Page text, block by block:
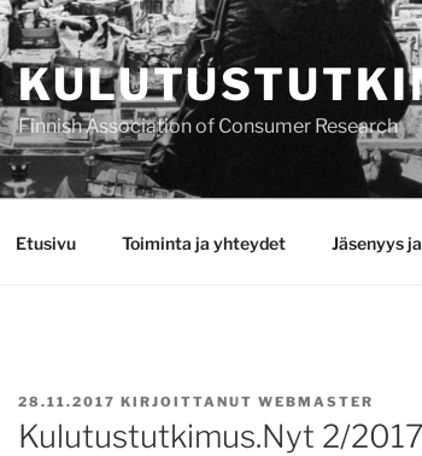
Finnish Association of Consumer Research
Etusivu Toiminta ja yhteydet Jäsenyys
JULKAISTU
28.11.2017 KIRJOITTANUT WEBMASTER
Kulutustutkimus.Nyt 2/2017